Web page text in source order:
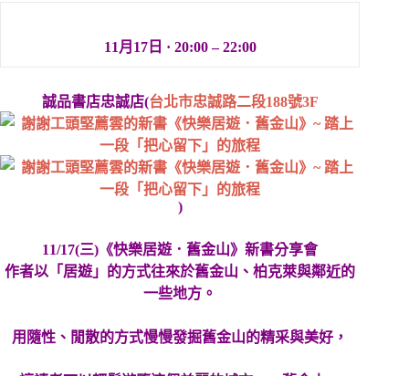
11月17日 · 20:00 – 22:00
誠品書店忠誠店(台北市忠誠路二段188號3F
)
11/17(三)《快樂居遊．舊金山》新書分享會
作者以「居遊」的方式往來於舊金山、柏克萊與鄰近的
一些地方。
用隨性、閒散的方式慢慢發掘舊金山的精采與美好，